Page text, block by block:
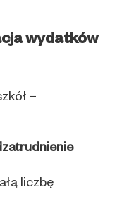
wydatków
–
liczbę